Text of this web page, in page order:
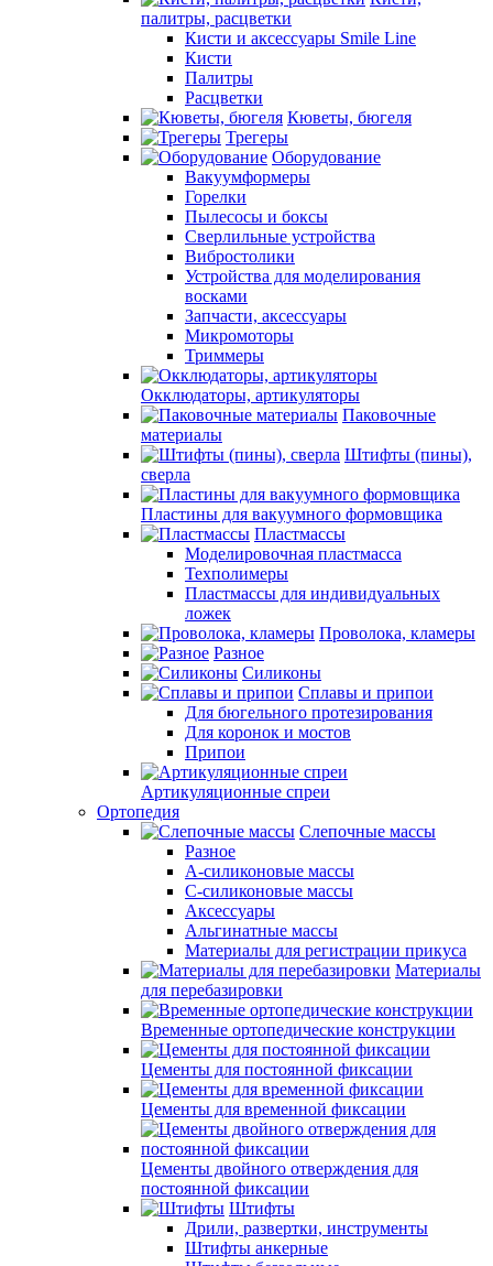
палитры, расцветки
Кисти и аксессуары Smile Line
Кисти
Палитры
Расцветки
Кюветы, бюгеля
Трегеры
Оборудование
Вакуумформеры
Горелки
Пылесосы и боксы
Сверлильные устройства
Вибростолики
Устройства для моделирования
восками
Запчасти, аксессуары
Микромоторы
Триммеры
Окклюдаторы, артикуляторы
Паковочные
материалы
Штифты (пины),
сверла
Пластины для вакуумного формовщика
Пластмассы
Моделировочная пластмасса
Техполимеры
Пластмассы для индивидуальных
ложек
Проволока, кламеры
Разное
Силиконы
Сплавы и припои
Для бюгельного протезирования
Для коронок и мостов
Припои
Артикуляционные спреи
Ортопедия
Слепочные массы
Разное
А-силиконовые массы
С-силиконовые массы
Аксессуары
Альгинатные массы
Материалы для регистрации прикуса
Материалы
для перебазировки
Временные ортопедические конструкции
Цементы для постоянной фиксации
Цементы для временной фиксации
Цементы двойного отверждения для
постоянной фиксации
Штифты
Дрили, развертки, инструменты
Штифты анкерные